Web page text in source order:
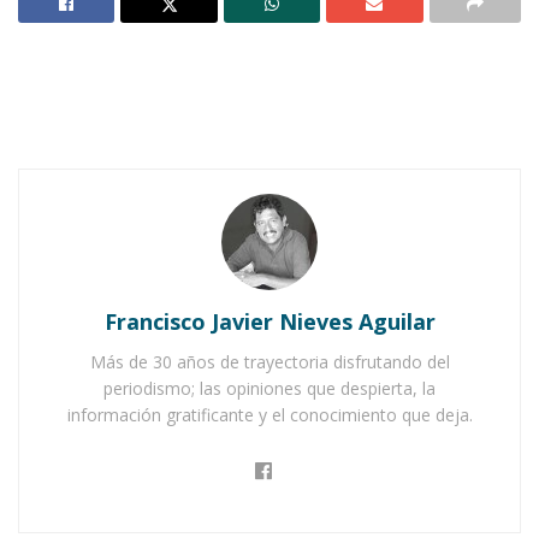
autoridades municipales y educativas de la
DGCFT en Nayarit, así como de representantes
del sector productivo, se realizó el pasado fin
de semana la Novena Jornada de Transparencia
y Rendición de Cuentas del CECATI 140,
correspondientes al ciclo escolar 2014-2015.
Francisco Javier Nieves Aguilar
Más de 30 años de trayectoria disfrutando del
periodismo; las opiniones que despierta, la
información gratificante y el conocimiento que deja.